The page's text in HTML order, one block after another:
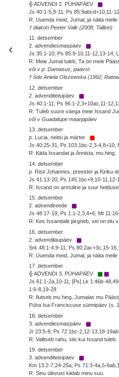
╬ ADVENDI 2. PÜHAPÄEV
Js 40:1-5,9-11; Ps 85:9abcd+10,11-
R: Uuenda meid, Jumal, ja näita meile
† diakon Peeter Valk (2008, Tallinn)
11. detsember
2. advendiesmaspäev
Js 35:1-10; Ps 85:9-10,11-12,13-14;
R: Meie Jumal tuleb, Ta on meie
või v p. Damasus, paavst
† õde Aniela Olszewska (1992,
12. detsember
2. advenditeisipäev
Js 40:1-11; Ps 96:1-2,3+10ac,11-
R: Tuleb suure väega meie Issand
või v Guadalupe maarjapäev
13. detsember
p. Lucia, neitsi ja märter
Js 40:25-31; Ps 103:1bc-2,3-4,8+10;
R: Kiida Issandat ja õnnista, mu hing.
14. detsember
p. Risti Johannes, preester ja Kiriku
Js 41:13-20; Ps 145:1bc+9,10-11,12-
R: Issand on armuline ja suur
15. detsember
2. advendireede
Js 48:17-19; Ps 1:1-2,3,4+6; Mt
R: Kes Issandale järgneb, sel on elu
16. detsember
2. advendilaupäev
Srk 48:1-4,9-11; Ps 80:2ac+3c,15-
R: Uuenda meid, Jumal, ja näita meile
17. detsember
╬ ADVENDI 3. PÜHAPÄEV
Js 61:1-2a,10-11; [Ps] Lk 1:46b-
1:6-8,19-28
R: Ilutseb mu hing, Jumalas mu
Püha Isa Franciscuse sünnipäev (s.
18. detsember
3. advendiesmaspäev
Jr 23:5-8; Ps 72:1bc-2,12-13,18-
R: Valitseb rahu, siis kui Issand tuleb.
19. detsember
3. advenditeisipäev
Km 13:2-7,24-25a; Ps 71:3-4a,5-
R: Sinu ülevust kiidab minu suu.